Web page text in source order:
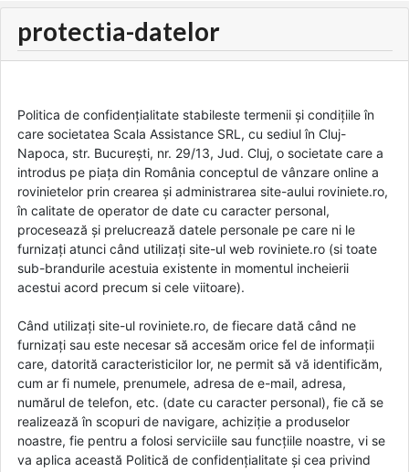
protectia-datelor
Politica de confidențialitate stabileste termenii și condițiile în
care societatea Scala Assistance SRL, cu sediul în Cluj-
Napoca, str. București, nr. 29/13, Jud. Cluj, o societate care a
introdus pe piața din România conceptul de vânzare online a
rovinietelor prin crearea și administrarea site-aului roviniete.ro,
în calitate de operator de date cu caracter personal,
procesează și prelucrează datele personale pe care ni le
furnizați atunci când utilizați site-ul web roviniete.ro (si toate
sub-brandurile acestuia existente in momentul incheierii
acestui acord precum si cele viitoare).
Când utilizați site-ul roviniete.ro, de fiecare dată când ne
furnizați sau este necesar să accesăm orice fel de informații
care, datorită caracteristicilor lor, ne permit să vă identificăm,
cum ar fi numele, prenumele, adresa de e-mail, adresa,
numărul de telefon, etc. (date cu caracter personal), fie că se
realizează în scopuri de navigare, achiziție a produselor
noastre, fie pentru a folosi serviciile sau funcțiile noastre, vi se
va aplica această Politică de confidențialitate și cea privind